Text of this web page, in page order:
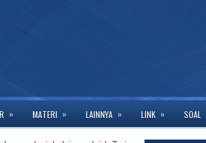
» MATERI » LAINNYA » LINK » SOAL